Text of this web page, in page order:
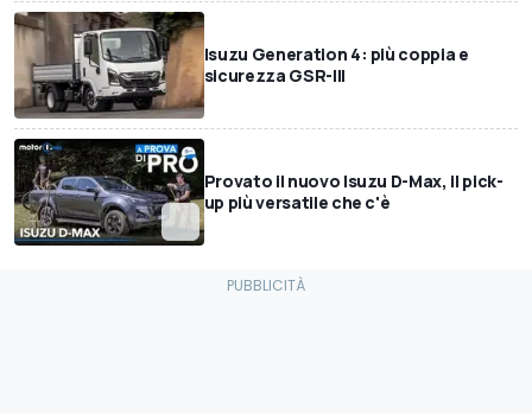
Isuzu Generation 4: più coppia e
sicurezza GSR-III
Provato il nuovo Isuzu D-Max, il pick-
up più versatile che c'è